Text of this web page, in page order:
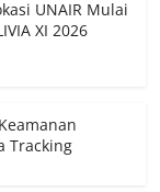
UNAIR Mulai
XI 2026
Tracking